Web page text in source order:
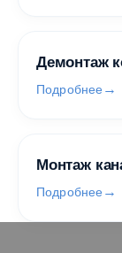
Демонтаж
Подробнее
Монтаж
Подробнее